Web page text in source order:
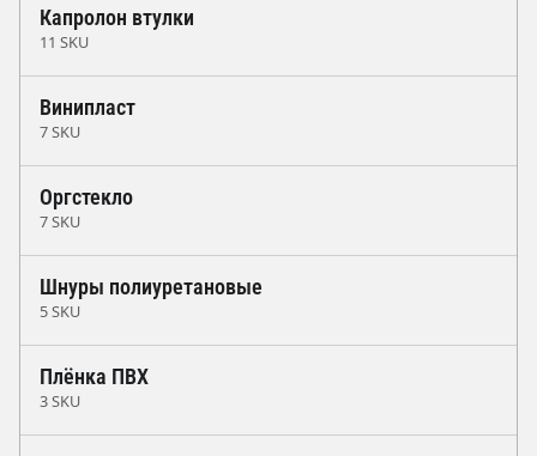
Капролон втулки
11 SKU
Винипласт
7 SKU
Оргстекло
7 SKU
Шнуры полиуретановые
5 SKU
Плёнка ПВХ
3 SKU